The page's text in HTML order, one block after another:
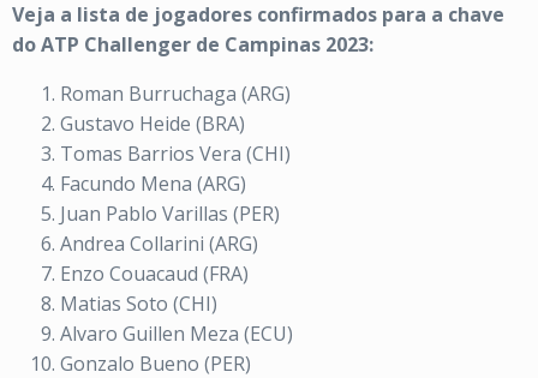
Veja a lista de jogadores confirmados para a chave
do ATP Challenger de Campinas 2023:
Roman Burruchaga (ARG)
Gustavo Heide (BRA)
Tomas Barrios Vera (CHI)
Facundo Mena (ARG)
Juan Pablo Varillas (PER)
Andrea Collarini (ARG)
Enzo Couacaud (FRA)
Matias Soto (CHI)
Alvaro Guillen Meza (ECU)
Gonzalo Bueno (PER)